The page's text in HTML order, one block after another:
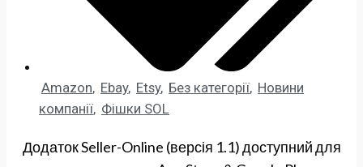
Amazon, Ebay, Etsy, Без категорії, Новини
компанії, Фішки SOL
Додаток Seller-Online (версія 1.1) доступний для